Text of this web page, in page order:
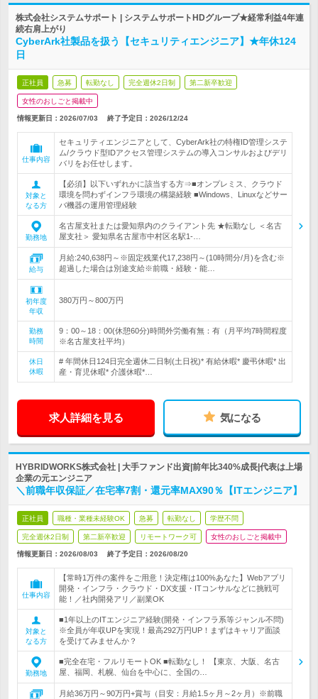
株式会社システムサポート | システムサポートHDグループ★経常利益4年連
続右肩上がり
CyberArk社製品を扱う【セキュリティエンジニア】★年休124
日
正社員 急募 転勤なし 完全週休2日制 第二新卒歓迎
女性のおしごと掲載中
情報更新日：2026/07/03 終了予定日： 2026/12/24
仕事内容
セキュリティエンジニアとして、CyberArk社の特権ID管理システ
ム/クラウド型IDアクセス管理システムの導入コンサルおよびデリ
バリをお任せします。
対象と
なる方
【必須】以下いずれかに該当する方⇒■オンプレミス、クラウド
環境を問わずインフラ環境の構築経験 ■Windows、Linuxなどサー
バ機器の運用管理経験
勤務地
名古屋支社または愛知県内のクライアント先 ★転勤なし ＜名古
屋支社＞ 愛知県名古屋市中村区名駅1-…
給与
月給:240,638円～※固定残業代17,238円～(10時間分/月)を含む※
超過した場合は別途支給※前職・経験・能…
初年度
年収
380万円～800万円
勤務
時間
9：00～18：00(休憩60分)時間外労働有無：有（月平均7時間程度
※名古屋支社平均）
休日
休暇
# 年間休日124日完全週休二日制(土日祝)* 有給休暇* 慶弔休暇* 出
産・育児休暇* 介護休暇*…
求人詳細を見る 気になる
HYBRIDWORKS株式会社 | 大手ファンド出資|前年比340%成長|代表は上場
企業の元エンジニア
＼前職年収保証／在宅率7割・還元率MAX90％【ITエンジニア】
正社員 職種・業種未経験OK 急募 転勤なし 学歴不問
完全週休2日制 第二新卒歓迎 リモートワーク可 女性のおしごと掲載中
情報更新日：2026/08/03 終了予定日： 2026/08/20
仕事内容
【常時1万件の案件をご用意！決定権は100%あなた】Webアプリ
開発・インフラ・クラウド・DX支援・ITコンサルなどに挑戦可
能！／社内開発アリ／副業OK
対象と
なる方
■1年以上のITエンジニア経験(開発・インフラ系等ジャンル不問)
※全員が年収UPを実現！最高292万円UP！まずはキャリア面談
を受けてみませんか？
勤務地
■完全在宅・フルリモートOK ■転勤なし！ 【東京、大阪、名古
屋、福岡、札幌、仙台を中心に、全国の…
月給36万円～90万円+賞与（目安：月給1.5ヶ月～2ヶ月）※前職